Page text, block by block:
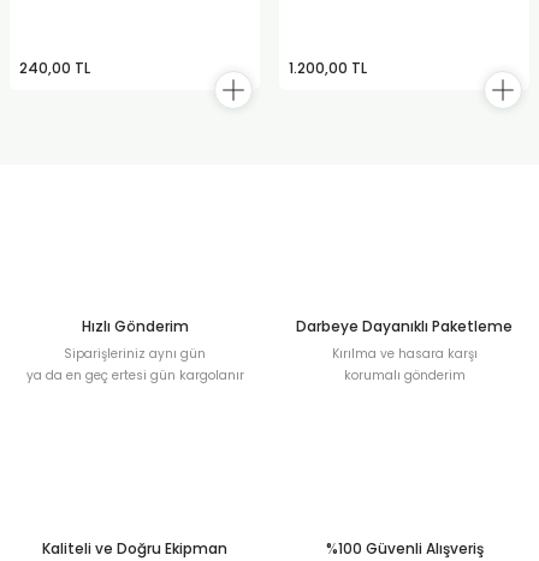
240,00 TL 1.200,00 TL
Hızlı Gönderim
Siparişleriniz aynı gün
ya da en geç ertesi gün kargolanır
Darbeye Dayanıklı Paketleme
Kırılma ve hasara karşı
korumalı gönderim
Kaliteli ve Doğru Ekipman %100 Güvenli Alışveriş